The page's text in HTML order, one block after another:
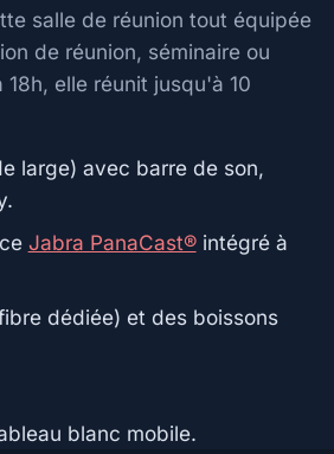
salle de réunion tout équipée
de réunion, séminaire ou
elle réunit jusqu'à 10
large) avec barre de son,
Jabra PanaCast®intégré à
dédiée) et des boissons
blanc mobile.